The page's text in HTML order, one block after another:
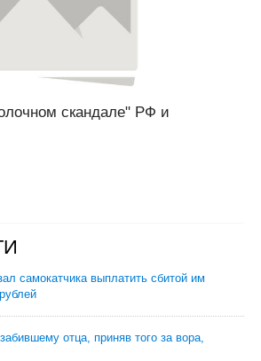
скандале" РФ и
самокатчика выплатить сбитой им
отца, приняв того за вора,